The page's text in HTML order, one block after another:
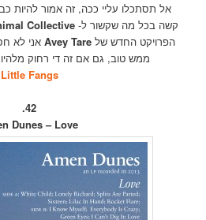
אל תסתכלו עליי ככה, זה אמור להיות
קשה בכל מה שקשור ל-Collective
הפרויקט החדש של Avey Tare אני לא
ממש טוב, גם אם זה די רחוק
Little Fangs
42.
Dunes – Love